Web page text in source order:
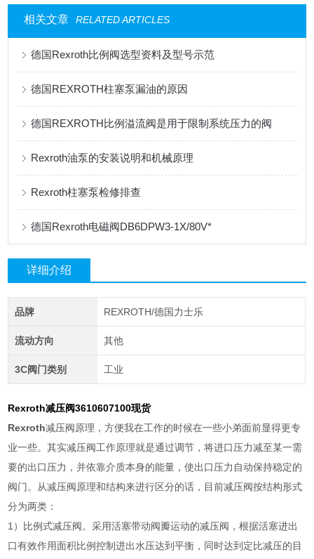
相关文章 RELATED ARTICLES
德国Rexroth比例阀选型资料及型号示范
德国REXROTH柱塞泵漏油的原因
德国REXROTH比例溢流阀是用于限制系统压力的阀
Rexroth油泵的安装说明和机械原理
Rexroth柱塞泵检修排查
德国Rexroth电磁阀DB6DPW3-1X/80V*
详细介绍
品牌 REXROTH/德国力士乐
流动方向 其他
3C阀门类别 工业
Rexroth减压阀3610607100现货
Rexroth减压阀原理，方便我在工作的时候在一些小弟面前显得更专
业一些。其实减压阀工作原理就是通过调节，将进口压力减至某一需
要的出口压力，并依靠介质本身的能量，使出口压力自动保持稳定的
阀门。从减压阀原理和结构来进行区分的话，目前减压阀按结构形式
分为两类：
1）比例式减压阀。采用活塞带动阀瓣运动的减压阀，根据活塞进出
口有效作用面积比例控制进出水压达到平衡，同时达到定比减压的目